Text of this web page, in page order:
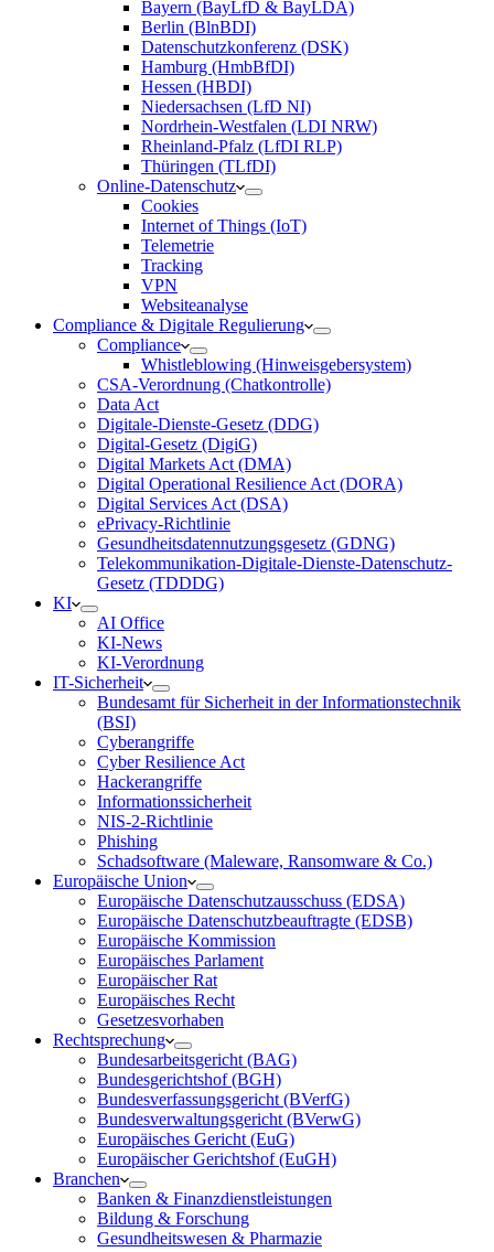
Bayern (BayLfD & BayLDA)
Berlin (BlnBDI)
Datenschutzkonferenz (DSK)
Hamburg (HmbBfDI)
Hessen (HBDI)
Niedersachsen (LfD NI)
Nordrhein-Westfalen (LDI NRW)
Rheinland-Pfalz (LfDI RLP)
Thüringen (TLfDI)
Online-Datenschutz
Cookies
Internet of Things (IoT)
Telemetrie
Tracking
VPN
Websiteanalyse
Compliance & Digitale Regulierung
Compliance
Whistleblowing (Hinweisgebersystem)
CSA-Verordnung (Chatkontrolle)
Data Act
Digitale-Dienste-Gesetz (DDG)
Digital-Gesetz (DigiG)
Digital Markets Act (DMA)
Digital Operational Resilience Act (DORA)
Digital Services Act (DSA)
ePrivacy-Richtlinie
Gesundheitsdatennutzungsgesetz (GDNG)
Telekommunikation-Digitale-Dienste-Datenschutz-
Gesetz (TDDDG)
KI
AI Office
KI-News
KI-Verordnung
IT-Sicherheit
Bundesamt für Sicherheit in der Informationstechnik
(BSI)
Cyberangriffe
Cyber Resilience Act
Hackerangriffe
Informationssicherheit
NIS-2-Richtlinie
Phishing
Schadsoftware (Maleware, Ransomware & Co.)
Europäische Union
Europäische Datenschutzausschuss (EDSA)
Europäische Datenschutzbeauftragte (EDSB)
Europäische Kommission
Europäisches Parlament
Europäischer Rat
Europäisches Recht
Gesetzesvorhaben
Rechtsprechung
Bundesarbeitsgericht (BAG)
Bundesgerichtshof (BGH)
Bundesverfassungsgericht (BVerfG)
Bundesverwaltungsgericht (BVerwG)
Europäisches Gericht (EuG)
Europäischer Gerichtshof (EuGH)
Branchen
Banken & Finanzdienstleistungen
Bildung & Forschung
Gesundheitswesen & Pharmazie